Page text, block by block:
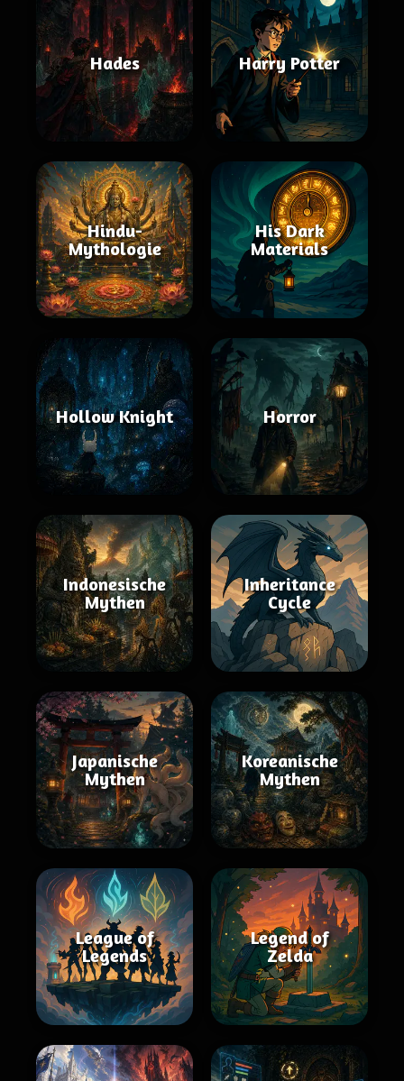
Hades Harry Potter
Hindu-
Mythologie
His Dark
Materials
Hollow Knight Horror
Indonesische
Mythen
Inheritance
Cycle
Japanische
Mythen
Koreanische
Mythen
League of
Legends
Legend of
Zelda